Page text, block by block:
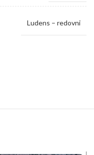
Ludens – redovni